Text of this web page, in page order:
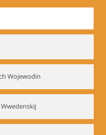
Wojewodin